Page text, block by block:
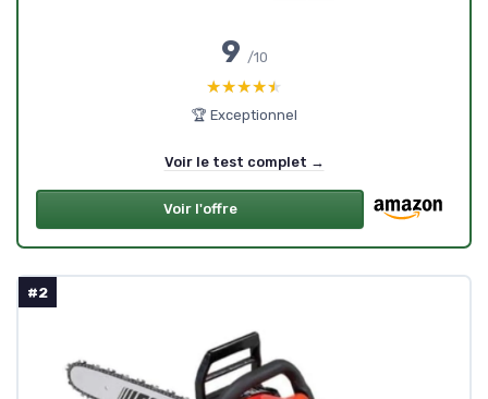
9 /10
★★★★★
★★★★★
🏆 Exceptionnel
Voir le test complet →
Voir l'offre
#2